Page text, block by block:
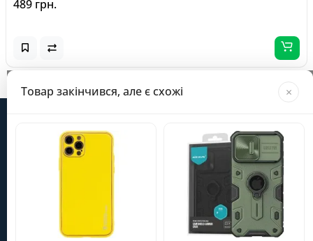
489 грн.
Товар закінчився, але є схожі ×
Завантажується...
Особистий кабінет